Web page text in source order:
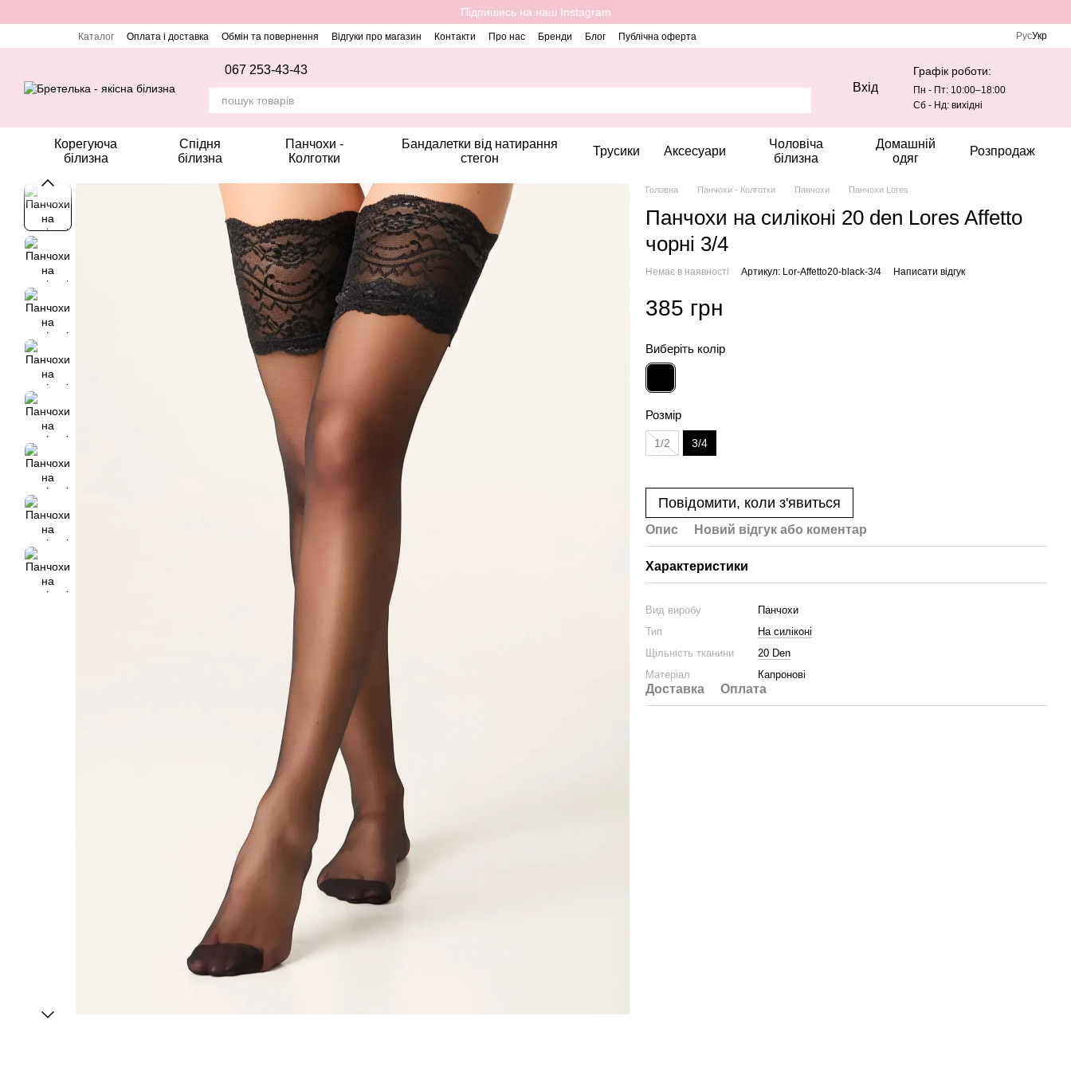
Підпишись на наш Instagram
Каталог Оплата і доставка Обмін та повернення Відгуки про магазин Контакти Про нас Бренди Блог Публічна оферта РусУкр
067 253-43-43
Вхід
Графік роботи:
Пн - Пт: 10:00–18:00
Сб - Нд: вихідні
Корегуюча
білизна
Спідня
білизна
Панчохи -
Колготки
Бандалетки від натирання
стегон
Трусики Аксесуари
Чоловіча
білизна
Домашній
одяг
Розпродаж
Головна Панчохи - Колготки Панчохи Панчохи Lores
Панчохи на силіконі 20 den Lores Affetto
чорні 3/4
Немає в наявності Артикул: Lor-Affetto20-black-3/4 Написати відгук
385 грн
Виберіть колір
Розмір
1/2 3/4
Повідомити, коли з'явиться
Опис Новий відгук або коментар
Характеристики
Вид виробу
Панчохи
Тип
На силіконі
Щільність тканини
20 Den
Матеріал
Капронові
Доставка Оплата